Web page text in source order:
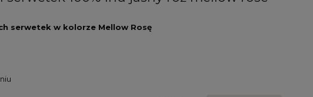
serwetek w kolorze Mellow Rosę